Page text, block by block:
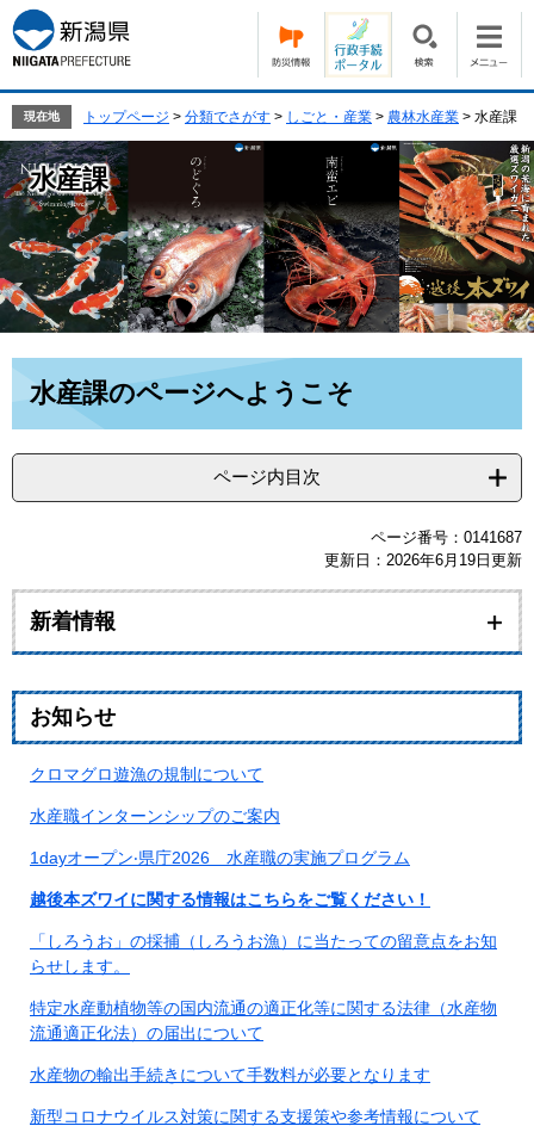
ー
ジ
の
頭
で
す。
ニ
ュ
ー
飛
ば
し
て
本
へ
現在地 トップページ > 分類でさがす > しごと・産業 > 農林水産業 > 水産課
水産課
水産課のページへようこそ
ページ内目次
ページ番号：0141687
更新日：2026年6月19日更新
新着情報
お知らせ
クロマグロ遊漁の規制について
水産職インターンシップのご案内
1dayオープン‧県庁2026 水産職の実施プログラム
越後本ズワイに関する情報はこちらをご覧ください！
「しろうお」の採捕（しろうお漁）に当たっての留意点をお知
らせします。​
特定水産動植物等の国内流通の適正化等に関する法律（水産物
流通適正化法）の届出について
水産物の輸出手続きについて手数料が必要となります
新型コロナウイルス対策に関する支援策や参考情報について